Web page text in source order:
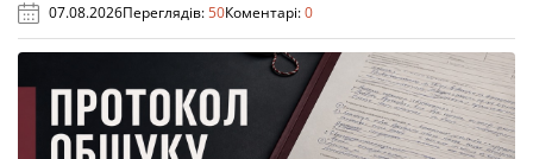
07.08.2026Переглядів:50Коментарі:0